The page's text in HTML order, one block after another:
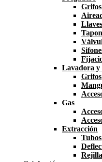
Grifos
Lavadora y
Grifos
Gas
Extracción
Tubos